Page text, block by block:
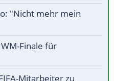
"Nicht mehr mein
Finale für
Mitarbeiter zu